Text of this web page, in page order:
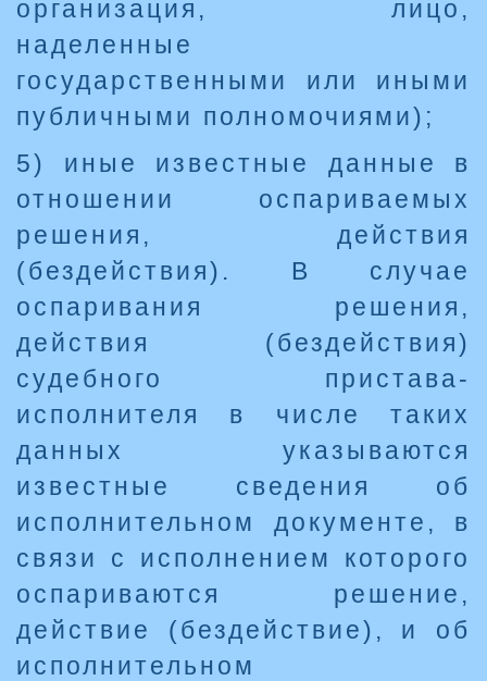
организация, лицо,
наделенные
государственными или иными
публичными полномочиями);
5) иные известные данные в
отношении оспариваемых
решения, действия
(бездействия). В случае
оспаривания решения,
действия (бездействия)
судебного пристава-
исполнителя в числе таких
данных указываются
известные сведения об
исполнительном документе, в
связи с исполнением которого
оспариваются решение,
действие (бездействие), и об
исполнительном